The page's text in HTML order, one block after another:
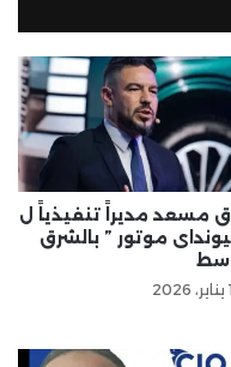
مسعد مديراً تنفيذياً ل
موتور ” بالشرق